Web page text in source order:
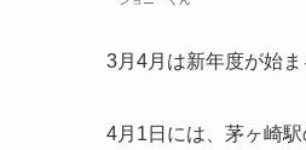
3月4月は新年度が始
4月1日には、茅ヶ崎